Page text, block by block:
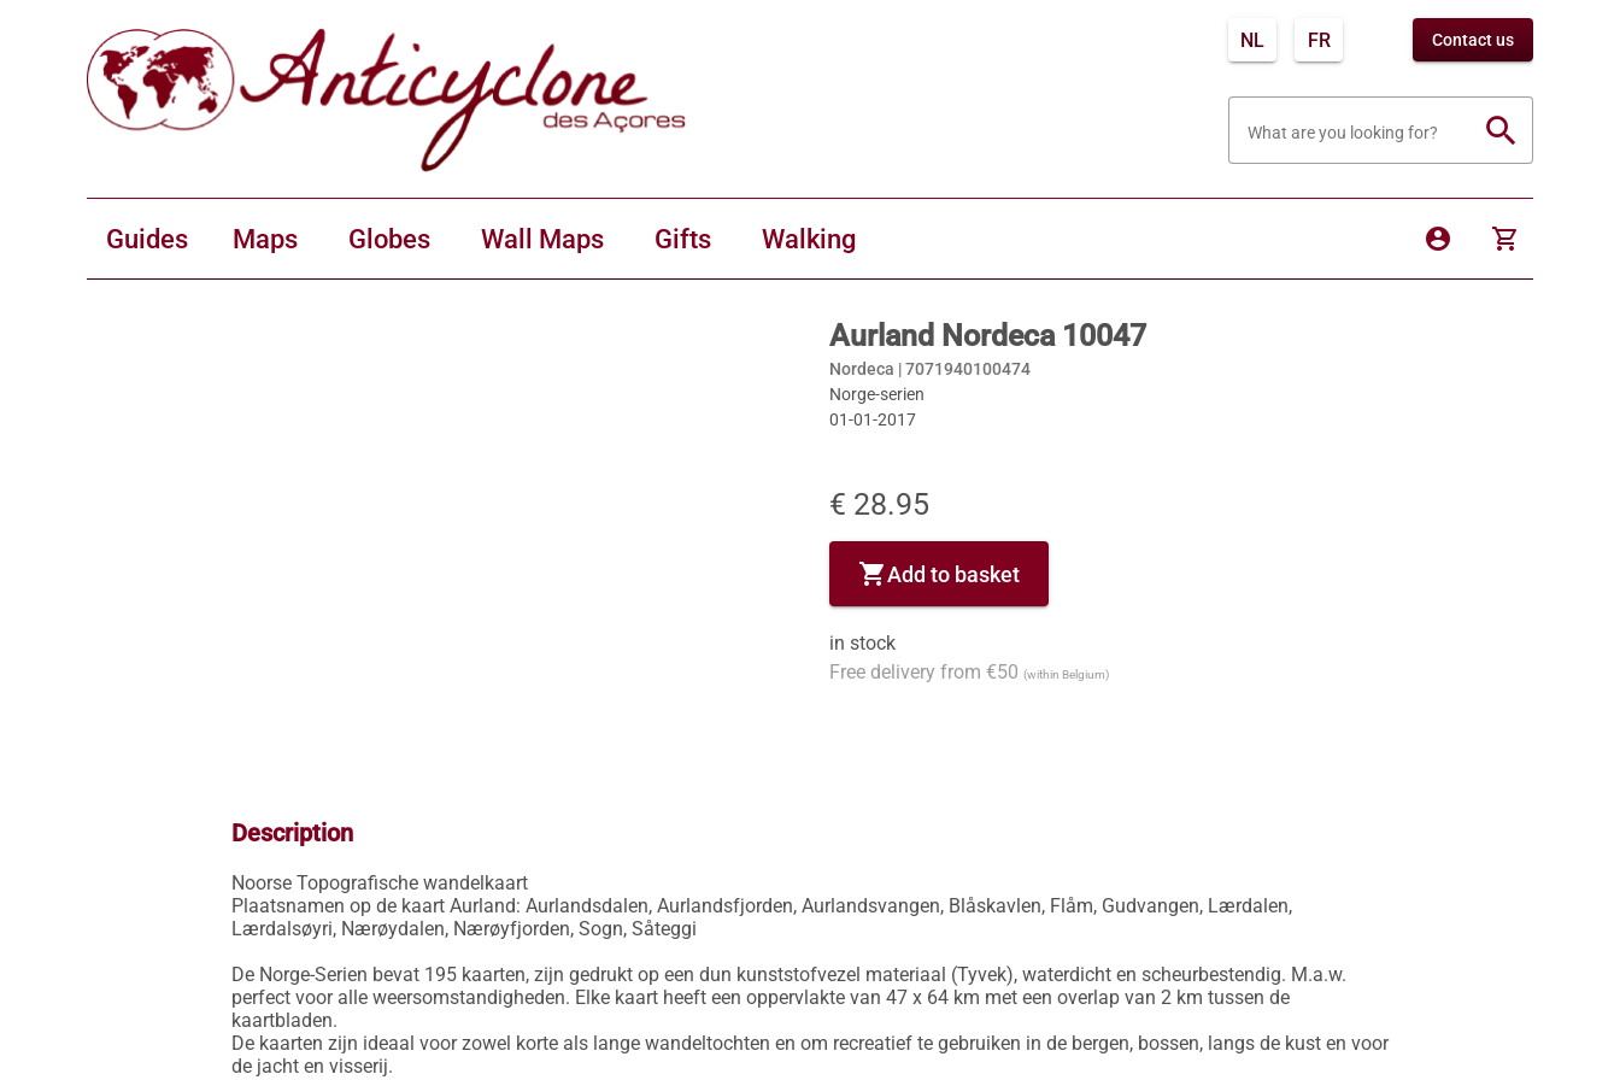
NL FR Contact us
What are you looking for? search
Guides Maps Globes Wall Maps Gifts Walking account_circle shopping_cart
Aurland Nordeca 10047
Nordeca |7071940100474
Norge-serien
01-01-2017
€ 28.95
shopping_cartAdd to basket
in stock
Free delivery from €50 (within Belgium)
Description
Noorse Topografische wandelkaart
Plaatsnamen op de kaart Aurland: Aurlandsdalen, Aurlandsfjorden, Aurlandsvangen, Blåskavlen, Flåm, Gudvangen, Lærdalen,
Lærdalsøyri, Nærøydalen, Nærøyfjorden, Sogn, Såteggi
De Norge-Serien bevat 195 kaarten, zijn gedrukt op een dun kunststofvezel materiaal (Tyvek), waterdicht en scheurbestendig. M.a.w.
perfect voor alle weersomstandigheden. Elke kaart heeft een oppervlakte van 47 x 64 km met een overlap van 2 km tussen de
kaartbladen.
De kaarten zijn ideaal voor zowel korte als lange wandeltochten en om recreatief te gebruiken in de bergen, bossen, langs de kust en voor
de jacht en visserij.